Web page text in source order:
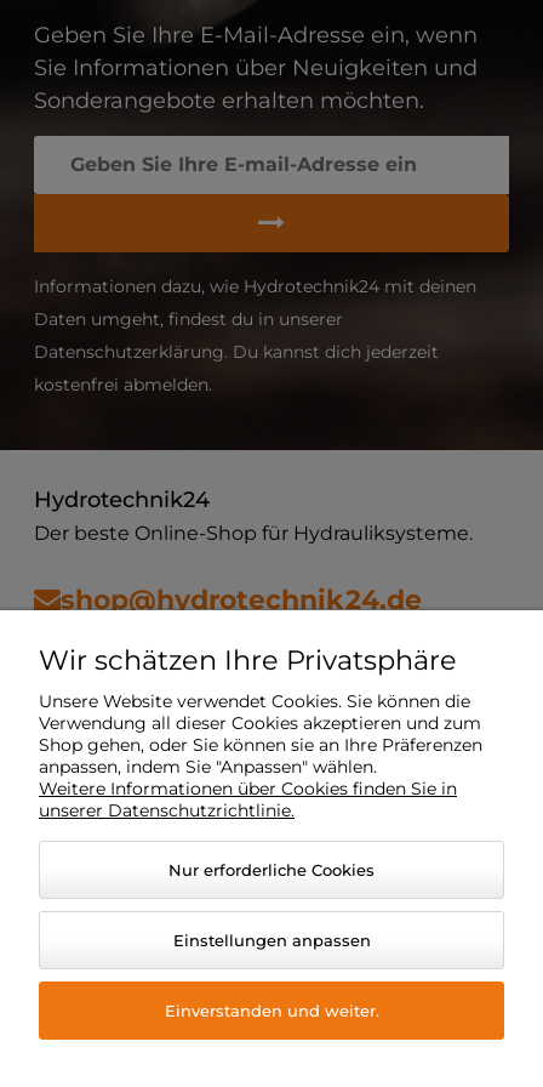
Geben Sie Ihre E-Mail-Adresse ein, wenn
Sie Informationen über Neuigkeiten und
Sonderangebote erhalten möchten.
Informationen dazu, wie Hydrotechnik24 mit deinen
Daten umgeht, findest du in unserer
Datenschutzerklärung. Du kannst dich jederzeit
kostenfrei abmelden.
Hydrotechnik24
Der beste Online-Shop für Hydrauliksysteme.
shop@hydrotechnik24.de
Vorschriften
Mein Konto
O Unternehmen
Wir schätzen Ihre Privatsphäre
Unsere Website verwendet Cookies. Sie können die
Verwendung all dieser Cookies akzeptieren und zum
Shop gehen, oder Sie können sie an Ihre Präferenzen
anpassen, indem Sie "Anpassen" wählen.
Weitere Informationen über Cookies finden Sie in
unserer Datenschutzrichtlinie.
Nur erforderliche Cookies
Einstellungen anpassen
Einverstanden und weiter.